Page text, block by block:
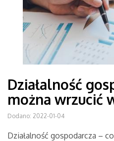
Działalność
można wrzucić
Dodano: 2022-01-04
Działalność gospodarcza –